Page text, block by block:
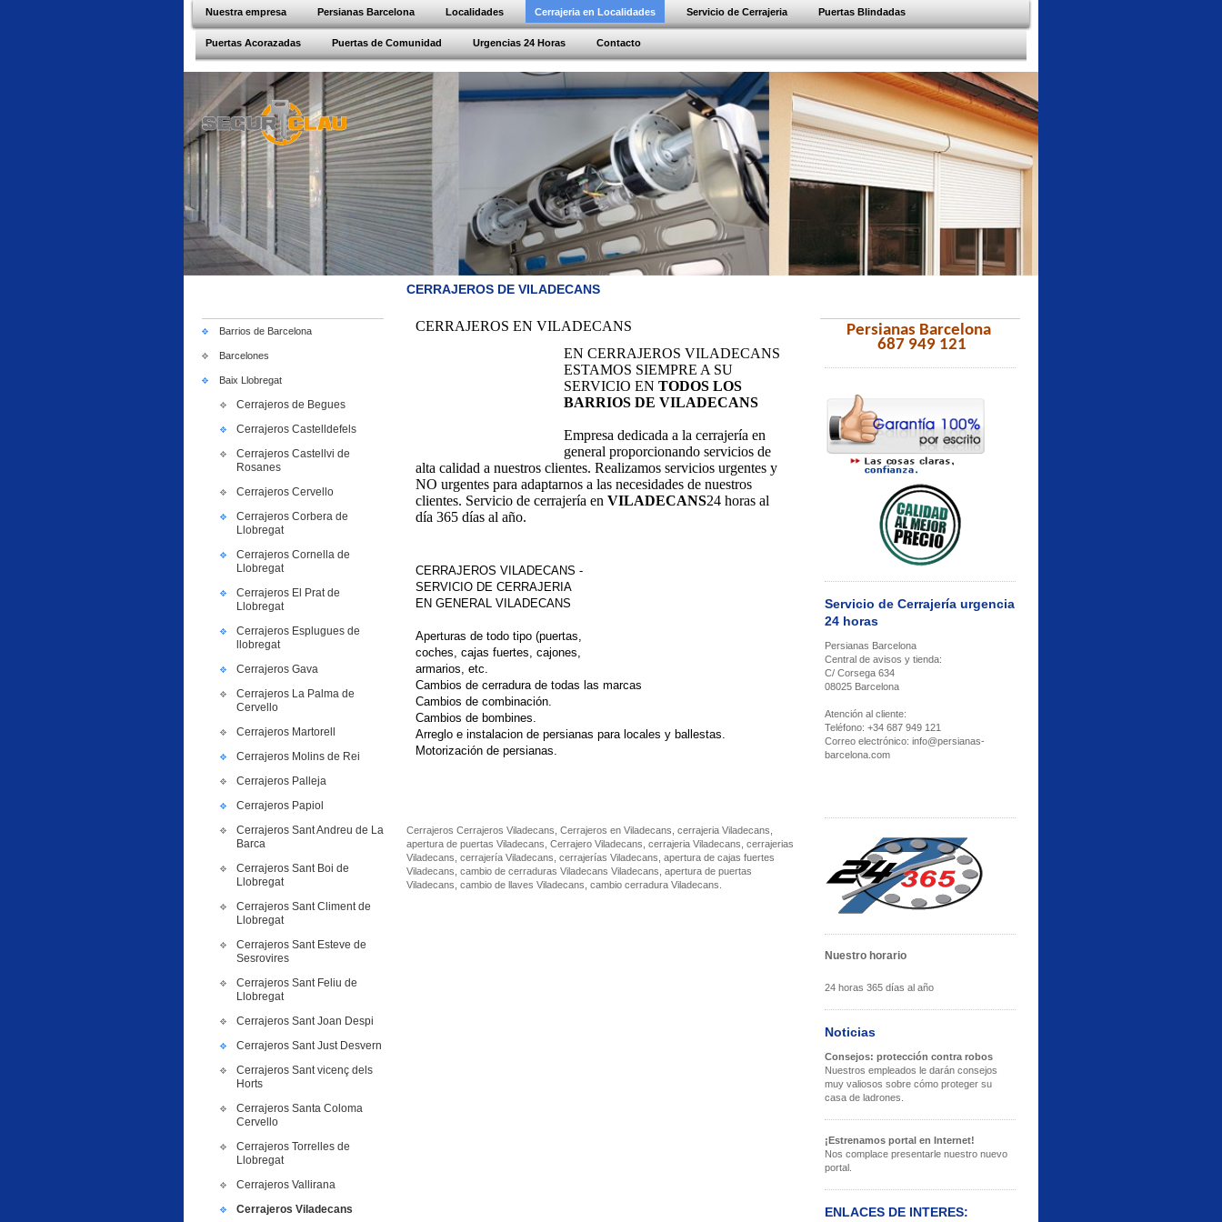
Nuestra empresa Persianas Barcelona Localidades Cerrajeria en Localidades Servicio de Cerrajeria Puertas Blindadas
Puertas Acorazadas Puertas de Comunidad Urgencias 24 Horas Contacto
Barrios de Barcelona
Barcelones
Baix Llobregat
Cerrajeros de Begues
Cerrajeros Castelldefels
Cerrajeros Castellvi de
Rosanes
Cerrajeros Cervello
Cerrajeros Corbera de
Llobregat
Cerrajeros Cornella de
Llobregat
Cerrajeros El Prat de
Llobregat
Cerrajeros Esplugues de
llobregat
Cerrajeros Gava
Cerrajeros La Palma de
Cervello
Cerrajeros Martorell
Cerrajeros Molins de Rei
Cerrajeros Palleja
Cerrajeros Papiol
Cerrajeros Sant Andreu de La
Barca
Cerrajeros Sant Boi de
Llobregat
Cerrajeros Sant Climent de
Llobregat
Cerrajeros Sant Esteve de
Sesrovires
Cerrajeros Sant Feliu de
Llobregat
Cerrajeros Sant Joan Despi
Cerrajeros Sant Just Desvern
Cerrajeros Sant vicenç dels
Horts
Cerrajeros Santa Coloma
Cervello
Cerrajeros Torrelles de
Llobregat
Cerrajeros Vallirana
Cerrajeros Viladecans
CERRAJEROS DE VILADECANS
CERRAJEROS EN VILADECANS
EN CERRAJEROS VILADECANS
ESTAMOS SIEMPRE A SU
SERVICIO EN TODOS LOS
BARRIOS DE VILADECANS
Empresa dedicada a la cerrajería en
general proporcionando servicios de
alta calidad a nuestros clientes. Realizamos servicios urgentes y
NO urgentes para adaptarnos a las necesidades de nuestros
clientes. Servicio de cerrajería en VILADECANS24 horas al
día 365 días al año.
CERRAJEROS VILADECANS -
SERVICIO DE CERRAJERIA
EN GENERAL VILADECANS
Aperturas de todo tipo (puertas,
coches, cajas fuertes, cajones,
armarios, etc.
Cambios de cerradura de todas las marcas
Cambios de combinación.
Cambios de bombines.
Arreglo e instalacion de persianas para locales y ballestas.
Motorización de persianas.
Cerrajeros Cerrajeros Viladecans, Cerrajeros en Viladecans, cerrajeria Viladecans,
apertura de puertas Viladecans, Cerrajero Viladecans, cerrajeria Viladecans, cerrajerias
Viladecans, cerrajería Viladecans, cerrajerías Viladecans, apertura de cajas fuertes
Viladecans, cambio de cerraduras Viladecans Viladecans, apertura de puertas
Viladecans, cambio de llaves Viladecans, cambio cerradura Viladecans.
Persianas Barcelona
687 949 121
Servicio de Cerrajería urgencia
24 horas
Persianas Barcelona
Central de avisos y tienda:
C/ Corsega 634
08025 Barcelona
Atención al cliente:
Teléfono: +34 687 949 121
Correo electrónico: info@persianas-
barcelona.com
Nuestro horario
24 horas 365 días al año
Noticias
Consejos: protección contra robos
Nuestros empleados le darán consejos
muy valiosos sobre cómo proteger su
casa de ladrones.
¡Estrenamos portal en Internet!
Nos complace presentarle nuestro nuevo
portal.
ENLACES DE INTERES: